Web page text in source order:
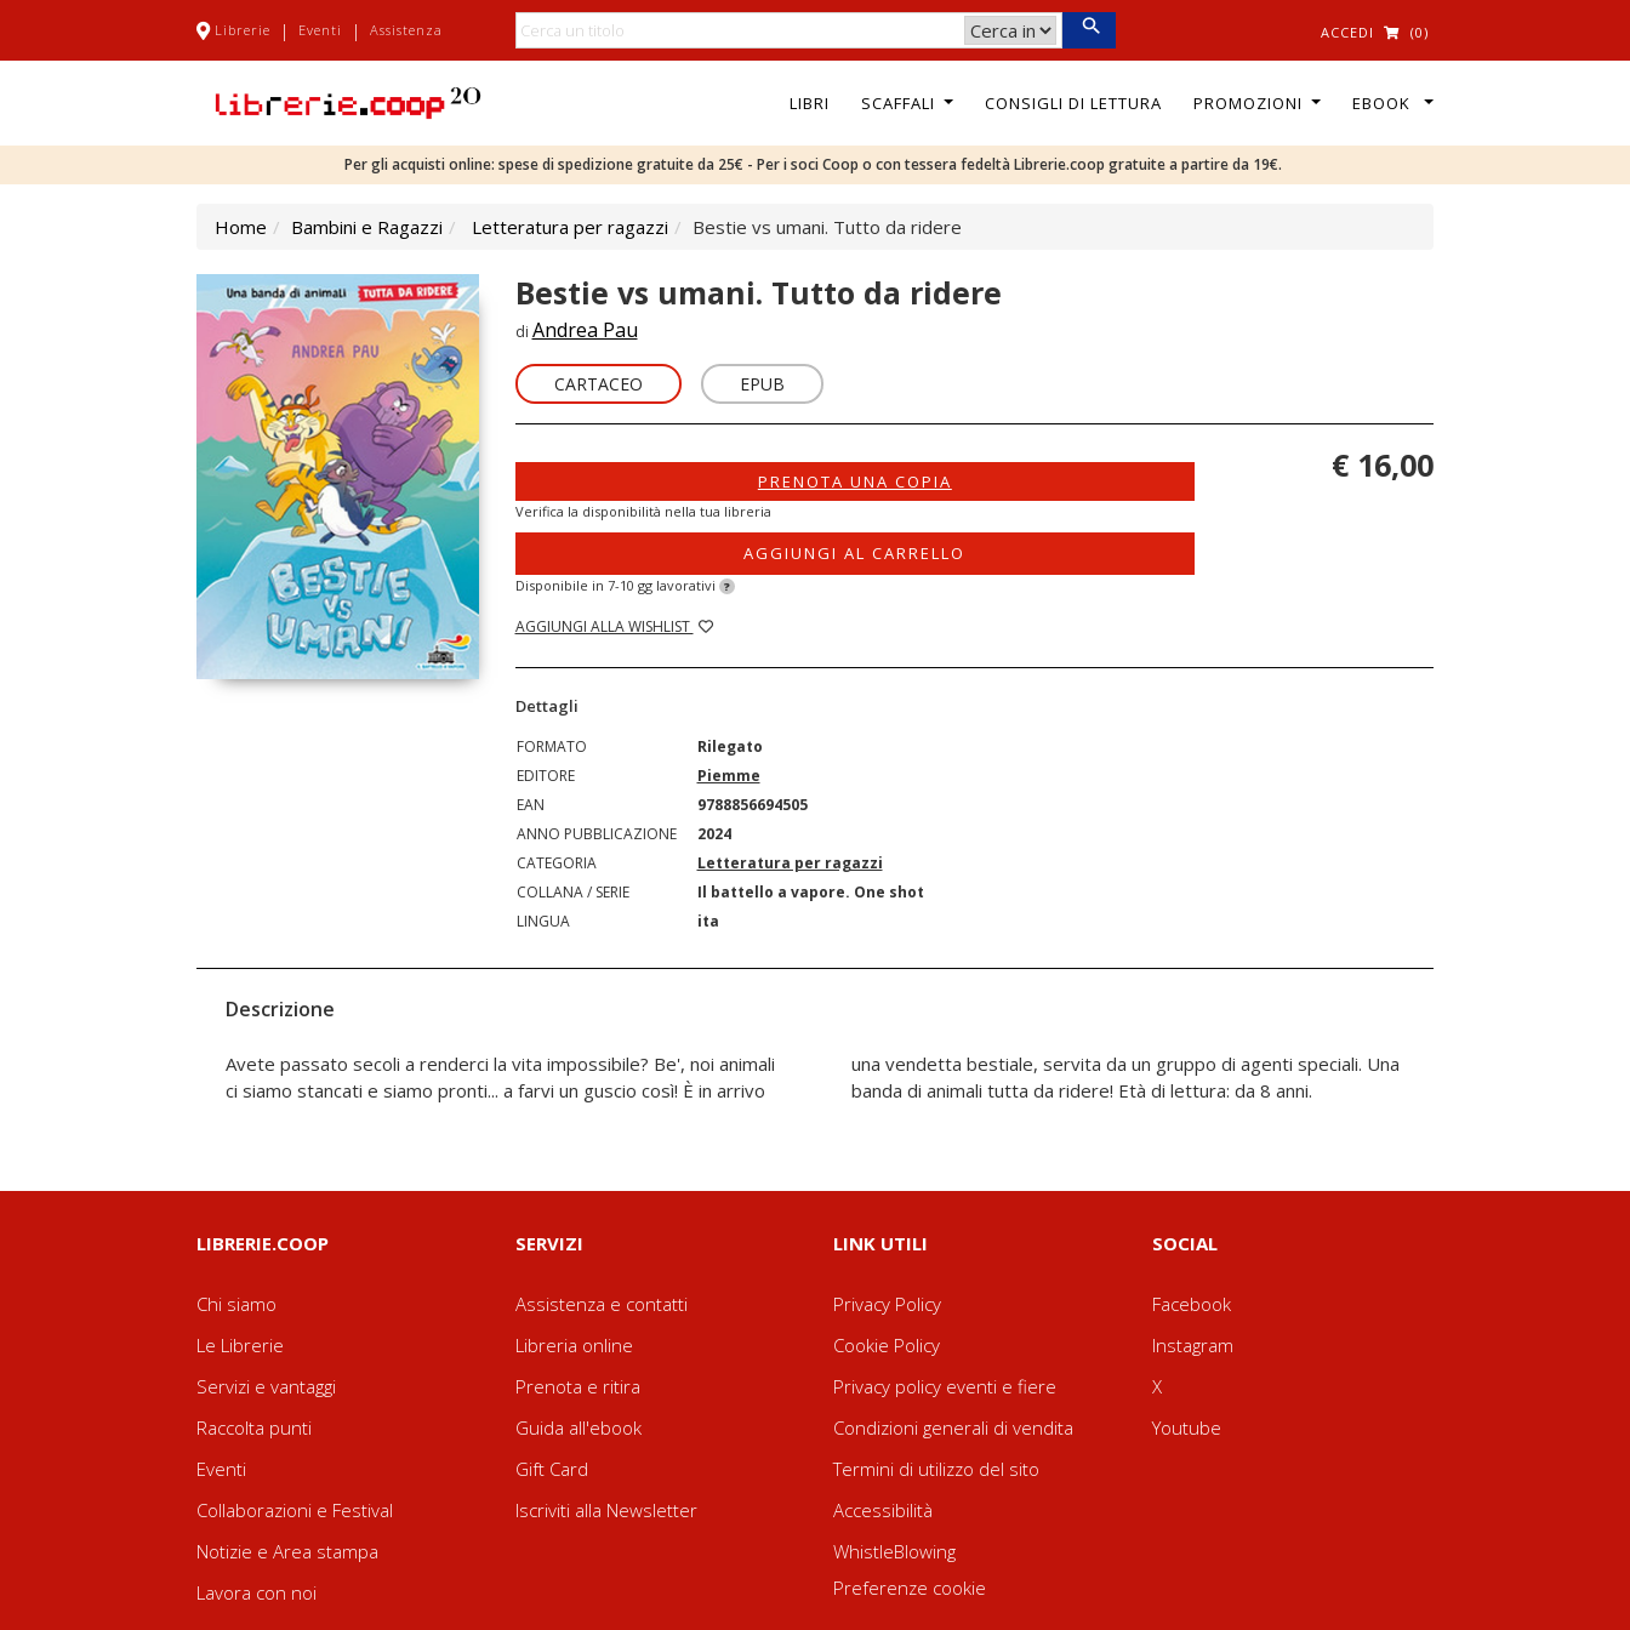
Librerie | Eventi | Assistenza ACCEDI (0)
LIBRI SCAFFALI CONSIGLI DI LETTURA PROMOZIONI EBOOK
Per gli acquisti online: spese di spedizione gratuite da 25€ - Per i soci Coop o con tessera fedeltà Librerie.coop gratuite a partire da 19€.
Home Bambini e Ragazzi Letteratura per ragazzi Bestie vs umani. Tutto da ridere
Bestie vs umani. Tutto da ridere
di Andrea Pau
CARTACEO EPUB
PRENOTA UNA COPIA
Verifica la disponibilità nella tua libreria
AGGIUNGI AL CARRELLO
Disponibile in 7-10 gg lavorativi ?
AGGIUNGI ALLA WISHLIST
€ 16,00
Dettagli
FORMATO
Rilegato
EDITORE
Piemme
EAN
9788856694505
ANNO PUBBLICAZIONE
2024
CATEGORIA
Letteratura per ragazzi
COLLANA / SERIE
Il battello a vapore. One shot
LINGUA
ita
Descrizione
Avete passato secoli a renderci la vita impossibile? Be', noi animali
ci siamo stancati e siamo pronti... a farvi un guscio così! È in arrivo
una vendetta bestiale, servita da un gruppo di agenti speciali. Una
banda di animali tutta da ridere! Età di lettura: da 8 anni.
LIBRERIE.COOP
Chi siamo
Le Librerie
Servizi e vantaggi
Raccolta punti
Eventi
Collaborazioni e Festival
Notizie e Area stampa
Lavora con noi
SERVIZI
Assistenza e contatti
Libreria online
Prenota e ritira
Guida all'ebook
Gift Card
Iscriviti alla Newsletter
LINK UTILI
Privacy Policy
Cookie Policy
Privacy policy eventi e fiere
Condizioni generali di vendita
Termini di utilizzo del sito
Accessibilità
WhistleBlowing
Preferenze cookie
SOCIAL
Facebook
Instagram
X
Youtube